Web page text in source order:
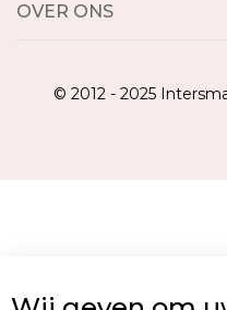
OVER ONS
© 2012 - 2025